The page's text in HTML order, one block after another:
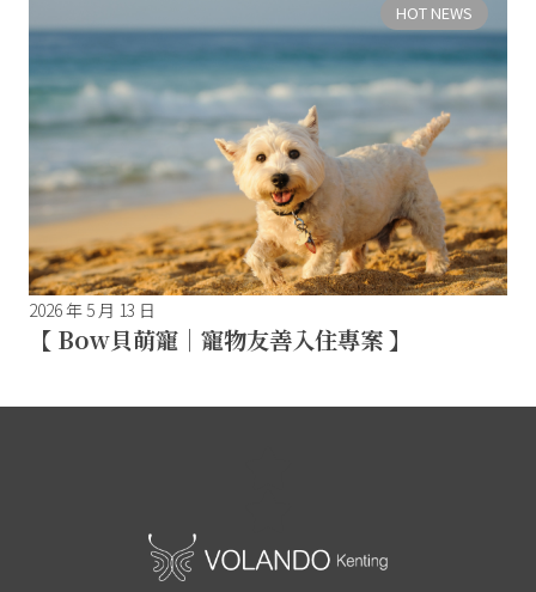
HOT NEWS
2026 年 5 月 13 日
【 Bow貝萌寵｜寵物友善入住專案 】